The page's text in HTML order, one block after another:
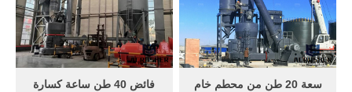
طن سنويا 500 t/d خط إنتاج
الإسمنت .
فائض 40 طن ساعة كسارة
سعة 20 طن من محطم خام